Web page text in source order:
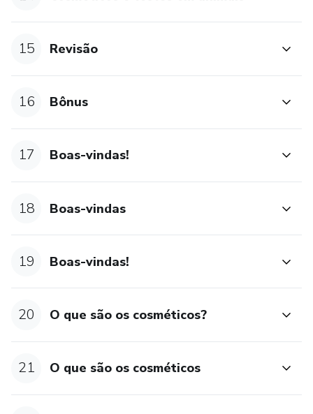
15 Revisão
16 Bônus
17 Boas-vindas!
18 Boas-vindas
19 Boas-vindas!
20 O que são os cosméticos?
21 O que são os cosméticos